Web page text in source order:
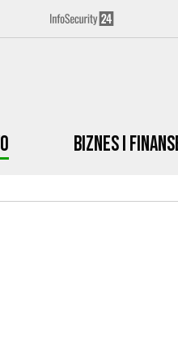
Biznes i